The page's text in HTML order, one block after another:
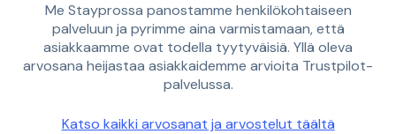
Me Stayprossa panostamme henkilökohtaiseen
palveluun ja pyrimme aina varmistamaan, että
asiakkaamme ovat todella tyytyväisiä. Yllä oleva
arvosana heijastaa asiakkaidemme arvioita Trustpilot-
palvelussa.
Katso kaikki arvosanat ja arvostelut täältä